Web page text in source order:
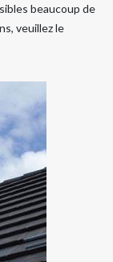
beaucoup de
veuillez le